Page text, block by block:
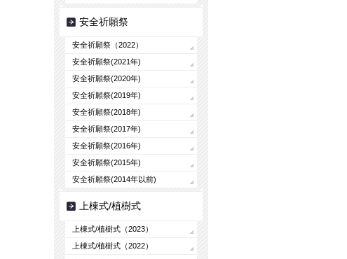
安全祈願祭
安全祈願祭（2022）
安全祈願祭(2021年)
安全祈願祭(2020年)
安全祈願祭(2019年)
安全祈願祭(2018年)
安全祈願祭(2017年)
安全祈願祭(2016年)
安全祈願祭(2015年)
安全祈願祭(2014年以前)
上棟式/植樹式
上棟式/植樹式（2023）
上棟式/植樹式（2022）